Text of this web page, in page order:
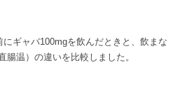
ギャバ100mgを飲んだときと、飲まな
腸温）の違いを比較しました。